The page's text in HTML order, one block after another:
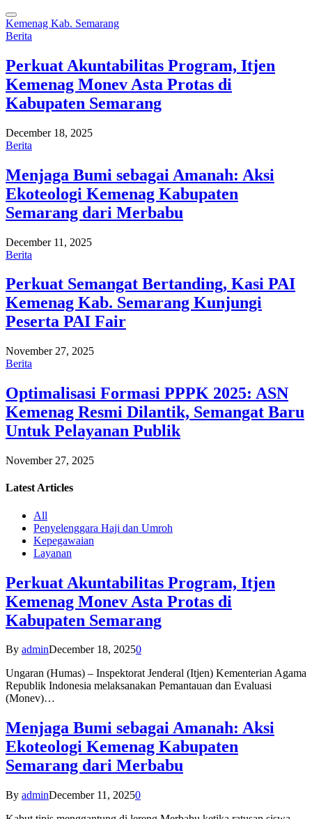
Kemenag Kab. Semarang
Berita
Perkuat Akuntabilitas Program, Itjen
Kemenag Monev Asta Protas di
Kabupaten Semarang
December 18, 2025
Berita
Menjaga Bumi sebagai Amanah: Aksi
Ekoteologi Kemenag Kabupaten
Semarang dari Merbabu
December 11, 2025
Berita
Perkuat Semangat Bertanding, Kasi PAI
Kemenag Kab. Semarang Kunjungi
Peserta PAI Fair
November 27, 2025
Berita
Optimalisasi Formasi PPPK 2025: ASN
Kemenag Resmi Dilantik, Semangat Baru
Untuk Pelayanan Publik
November 27, 2025
Latest Articles
All
Penyelenggara Haji dan Umroh
Kepegawaian
Layanan
Perkuat Akuntabilitas Program, Itjen
Kemenag Monev Asta Protas di
Kabupaten Semarang
By adminDecember 18, 20250
Ungaran (Humas) – Inspektorat Jenderal (Itjen) Kementerian Agama
Republik Indonesia melaksanakan Pemantauan dan Evaluasi
(Monev)…
Menjaga Bumi sebagai Amanah: Aksi
Ekoteologi Kemenag Kabupaten
Semarang dari Merbabu
By adminDecember 11, 20250